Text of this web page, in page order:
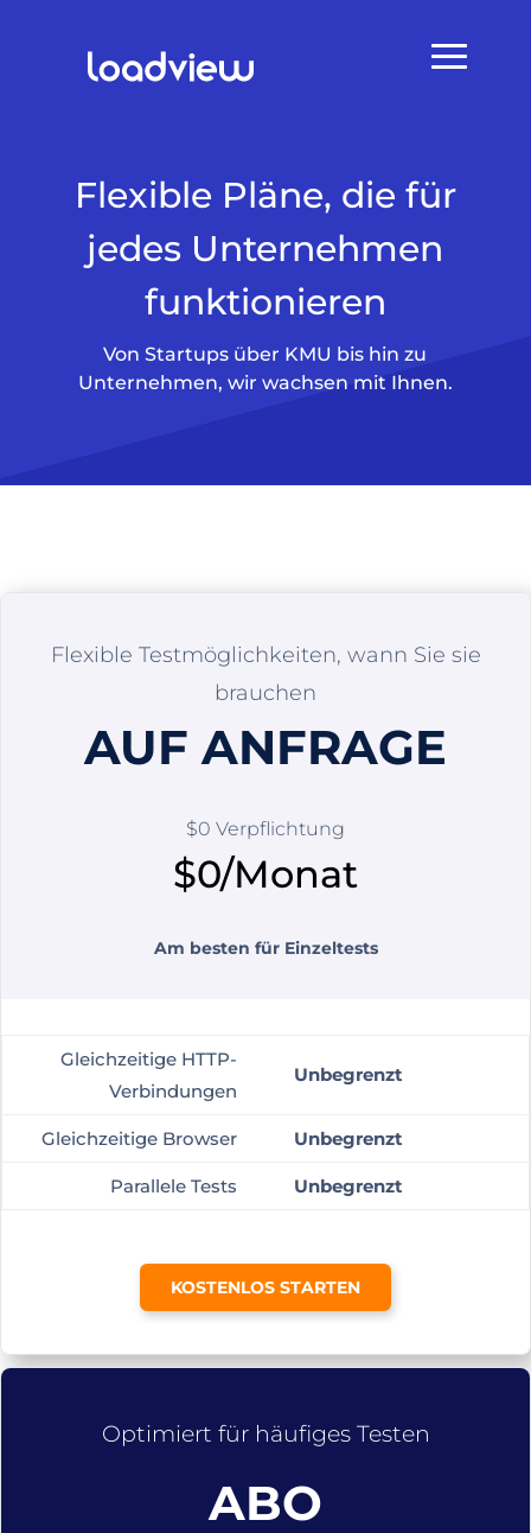
Flexible Pläne, die für
jedes Unternehmen
funktionieren
Von Startups über KMU bis hin zu
Unternehmen, wir wachsen mit Ihnen.
Flexible Testmöglichkeiten, wann Sie sie
brauchen
AUF ANFRAGE
$0 Verpflichtung
$0/Monat
Am besten für Einzeltests
Gleichzeitige HTTP-
Verbindungen
Unbegrenzt
Gleichzeitige Browser Unbegrenzt
Parallele Tests Unbegrenzt
KOSTENLOS STARTEN
Optimiert für häufiges Testen
ABO